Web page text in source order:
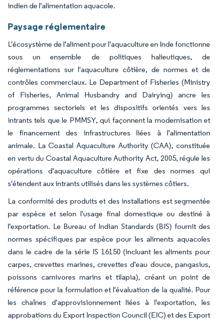
indien de l'alimentation aquacole.
Paysage réglementaire
L'écosystème de l'aliment pour l'aquaculture en Inde fonctionne
sous un ensemble de politiques halieutiques, de
réglementations sur l'aquaculture côtière, de normes et de
contrôles commerciaux. Le Department of Fisheries (Ministry
of Fisheries, Animal Husbandry and Dairying) ancre les
programmes sectoriels et les dispositifs orientés vers les
intrants tels que le PMMSY, qui façonnent la modernisation et
le financement des infrastructures liées à l'alimentation
animale. La Coastal Aquaculture Authority (CAA), constituée
en vertu du Coastal Aquaculture Authority Act, 2005, régule les
opérations d'aquaculture côtière et fixe des normes qui
s'étendent aux intrants utilisés dans les systèmes côtiers.
La conformité des produits et des installations est segmentée
par espèce et selon l'usage final domestique ou destiné à
l'exportation. Le Bureau of Indian Standards (BIS) fournit des
normes spécifiques par espèce pour les aliments aquacoles
dans le cadre de la série IS 16150 (incluant les aliments pour
carpes, crevettes marines, crevettes d'eau douce, pangasius,
poissons carnivores marins et tilapia), créant un point de
référence pour la formulation et l'évaluation de la qualité. Pour
les chaînes d'approvisionnement liées à l'exportation, les
approbations du Export Inspection Council (EIC) et des Export